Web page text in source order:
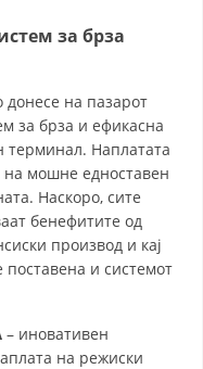
E STEMËS
за брза
донесе на пазарот
за брза и ефикасна
терминал. Наплатата
мошне едноставен
Наскоро, сите
бенефитите од
производ и кај
и системот
– иновативен
на режиски